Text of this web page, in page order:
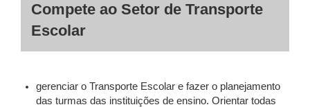
Compete ao Setor de Transporte
Escolar
gerenciar o Transporte Escolar e fazer o planejamento
das turmas das instituições de ensino. Orientar todas